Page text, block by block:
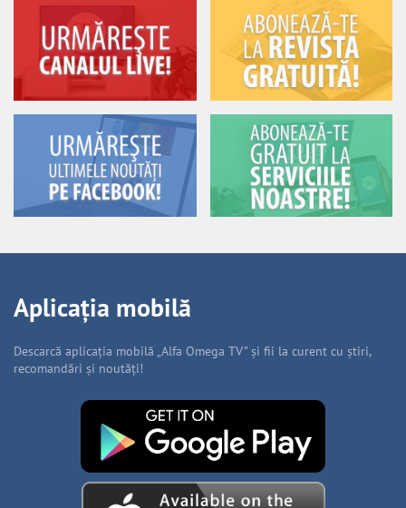
Aplicația mobilă
Descarcă aplicația mobilă „Alfa Omega TV” și fii la curent cu știri,
recomandări și noutăți!